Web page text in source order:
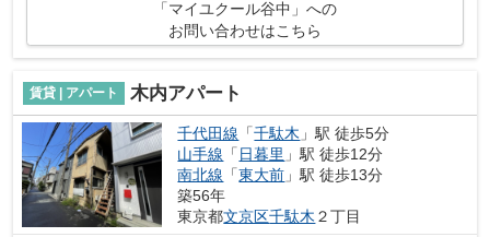
「マイユクール谷中」への
お問い合わせはこちら
賃貸 | アパート 木内アパート
千代田線 「千駄木 」駅 徒歩5分
山手線 「 日暮里 」駅 徒歩12分
南北線 「東大前 」駅 徒歩13分
築56年
東京都文京区千駄木 ２丁目